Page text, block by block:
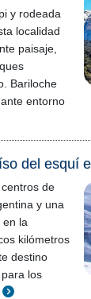
y rodeada
localidad
paisaje,
Bariloche
entorno
del esquí
de
y una
en la
kilómetros
destino
los